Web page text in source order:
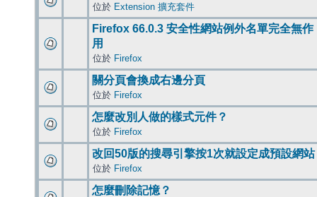
位於 Extension 擴充套件
Firefox 66.0.3 安全性網站例外名單完全無作
用
位於 Firefox
關分頁會換成右邊分頁
位於 Firefox
怎麼改別人做的樣式元件？
位於 Firefox
改回50版的搜尋引擎按1次就設定成預設網站
位於 Firefox
怎麼刪除記憶？